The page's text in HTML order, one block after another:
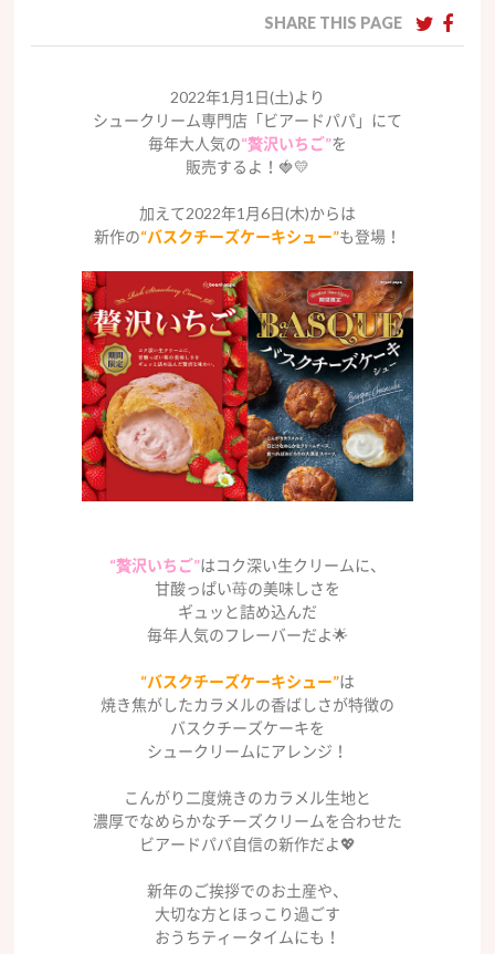
SHARE THIS PAGE
2022年1月1日(土)より
シュークリーム専門店「ビアードパパ」にて
毎年大人気の“贅沢いちご”を
販売するよ！🍓💛
加えて2022年1月6日(木)からは
新作の“バスクチーズケーキシュー”も登場！
“贅沢いちご”はコク深い生クリームに、
甘酸っぱい苺の美味しさを
ギュッと詰め込んだ
毎年人気のフレーバーだよ🌟
“バスクチーズケーキシュー”は
焼き焦がしたカラメルの香ばしさが特徴の
バスクチーズケーキを
シュークリームにアレンジ！
こんがり二度焼きのカラメル生地と
濃厚でなめらかなチーズクリームを合わせた
ビアードパパ自信の新作だよ💖
新年のご挨拶でのお土産や、
大切な方とほっこり過ごす
おうちティータイムにも！